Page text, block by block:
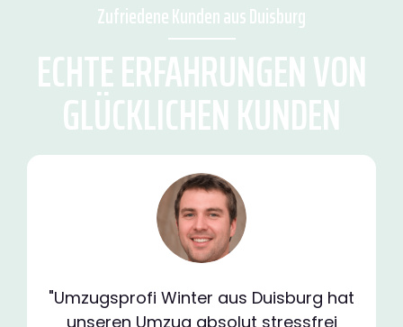
Zufriedene Kunden aus Duisburg
ECHTE ERFAHRUNGEN VON
GLÜCKLICHEN KUNDEN
"Umzugsprofi Winter aus Duisburg hat
unseren Umzug absolut stressfrei